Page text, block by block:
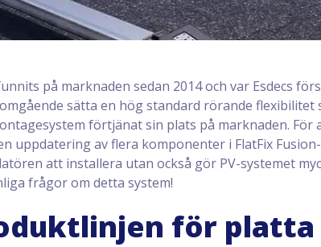
på marknaden sedan 2014 och var Esdecs
sätta en hög standard rörande flexibilitet
förtjänat sin plats på marknaden.
uppdatering av flera komponenter i FlatFix
att installera utan också gör PV-systemet
frågor om detta system!
för